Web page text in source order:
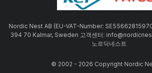
Nordic Nest AB (EU-VAT-Number:
394 70 Kalmar, Sweden 고객센터:
노르딕네스트
© 2002 - 2026 Copyright Nordic